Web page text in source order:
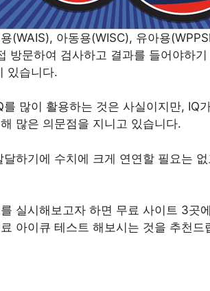
(WAIS), 아동용(WISC), 유아용
방문하여 검사하고 결과를 들어야하
있습니다.
많이 활용하는 것은 사실이지만, IQ
많은 의문점을 지니고 있습니다.
하기에 수치에 크게 연연할 필요는
실시해보고자 하면 무료 사이트 3곳
아이큐 테스트 해보시는 것을 추천드